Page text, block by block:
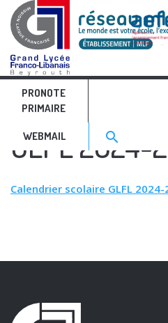
PRONOTE
PRIMAIRE
WEBMAIL Search for:>
search
RELATIVE POSTS
Calendrier
GLFL 2024-
Calendrier scolaire GLFL 2024-